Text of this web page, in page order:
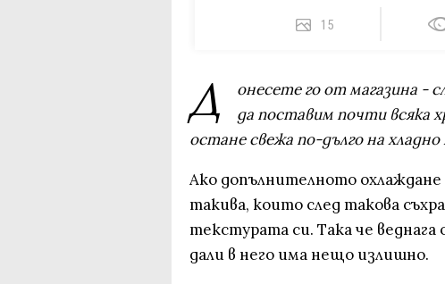
15
Д
онесете го от магазина -
да поставим почти всяка
остане свежа по-дълго на
Ако допълнителното
такива, които след такова
текстурата си. Така че
дали в него има нещо излишно.